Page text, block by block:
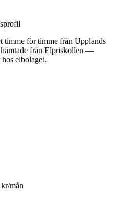
timme för timme från Upplands
från Elpriskollen —
elbolaget.
mån